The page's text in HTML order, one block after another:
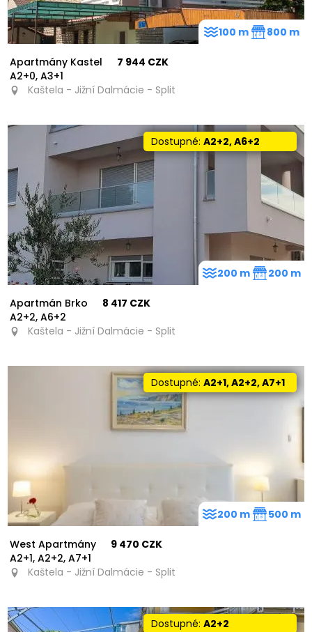
Apartmány Kastel
A2+0, A3+1
7 944 CZK
Kaštela - Jižní Dalmácie - Split
100 m 800 m
Dostupné:A2+2, A6+2
Apartmán Brko
A2+2, A6+2
8 417 CZK
Kaštela - Jižní Dalmácie - Split
200 m 200 m
Dostupné:A2+1, A2+2, A7+1
West Apartmány
A2+1, A2+2, A7+1
9 470 CZK
Kaštela - Jižní Dalmácie - Split
200 m 500 m
Dostupné:A2+2